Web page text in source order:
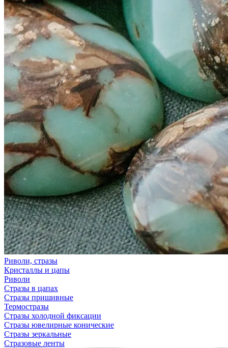
Риволи, стразы
Кристаллы и цапы
Риволи
Стразы в цапах
Стразы пришивные
Термостразы
Стразы холодной фиксации
Стразы ювелирные конические
Стразы зеркальные
Стразовые ленты